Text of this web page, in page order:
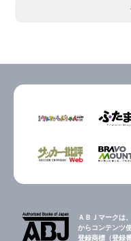
ＡＢＪマークは
からコンテンツ
登録商標（登録